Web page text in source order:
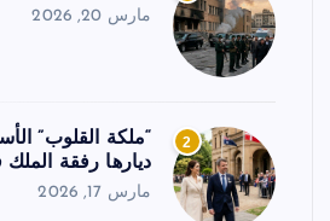
مارس 20, 2026
2
“ملكة القلوب”
ديارها رفقة الملك
مارس 17, 2026